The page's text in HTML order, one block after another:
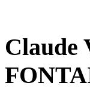
Claude